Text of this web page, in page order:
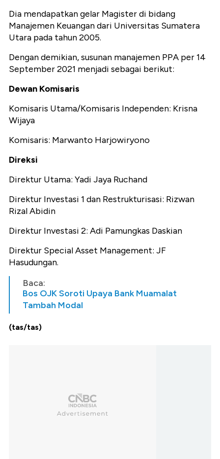
Dia mendapatkan gelar Magister di bidang
Manajemen Keuangan dari Universitas Sumatera
Utara pada tahun 2005.
Dengan demikian, susunan manajemen PPA per 14
September 2021 menjadi sebagai berikut:
Dewan Komisaris
Komisaris Utama/Komisaris Independen: Krisna
Wijaya
Komisaris: Marwanto Harjowiryono
Direksi
Direktur Utama: Yadi Jaya Ruchand
Direktur Investasi 1 dan Restrukturisasi: Rizwan
Rizal Abidin
Direktur Investasi 2: Adi Pamungkas Daskian
Direktur Special Asset Management: JF
Hasudungan.
Baca:
Bos OJK Soroti Upaya Bank Muamalat
Tambah Modal
(tas/tas)